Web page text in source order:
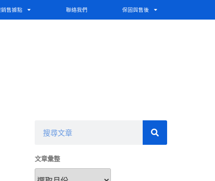
銷售據點 聯絡我們 保固與售後
文章彙整